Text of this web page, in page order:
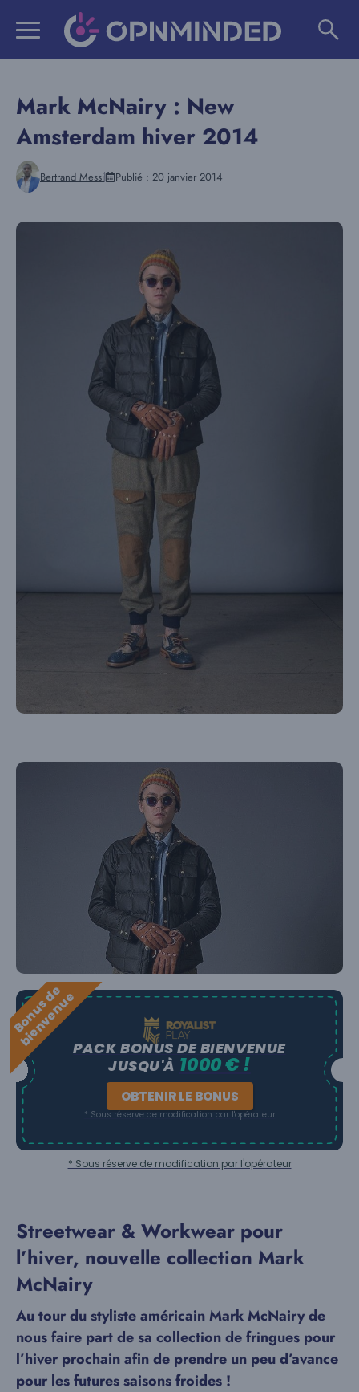
Mark McNairy : New
Amsterdam hiver 2014
Bertrand Messi Publié : 20 janvier 2014
B
o
n
u
s
d
e
b
i
e
n
v
e
n
u
ePACK BONUS DE BIENVENUE
JUSQU'À 1000 € !
OBTENIR LE BONUS
* Sous réserve de modification par l'opérateur
* Sous réserve de modification par l'opérateur
Streetwear & Workwear pour
l’hiver, nouvelle collection Mark
McNairy
Au tour du styliste américain Mark McNairy de
nous faire part de sa collection de fringues pour
l’hiver prochain afin de prendre un peu d’avance
pour les futures saisons froides !